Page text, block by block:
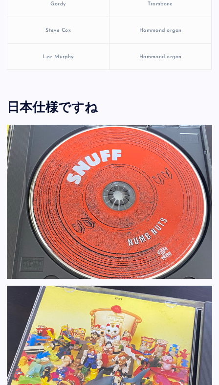
Gordy Trombone
Steve Cox Hammond organ
Lee Murphy Hammond organ
日本仕様ですね